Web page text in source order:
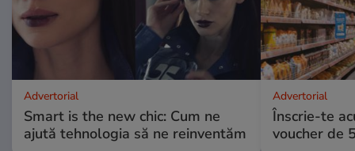
Advertorial
Smart is the new chic: Cum ne
ajută tehnologia să ne reinventăm
Advertorial
Înscrie-te
voucher de